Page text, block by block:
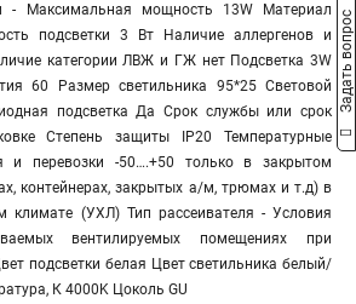
- Максимальная мощность 13W Материал
подсветки 3 Вт Наличие аллергенов и
категории ЛВЖ и ГЖ нет Подсветка 3W
60 Размер светильника 95*25 Световой
подсветка Да Срок службы или срок
Степень защиты IP20 Температурные
и перевозки -50….+50 только в закрытом
контейнерах, закрытых а/м, трюмах и т.д) в
климате (УХЛ) Тип рассеивателя - Условия
вентилируемых помещениях при
подсветки белая Цвет светильника белый/
К 4000K Цоколь GU
Задать вопрос